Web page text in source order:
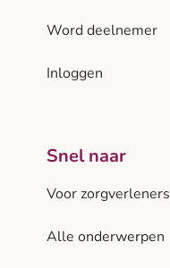
Word deelnemer
Inloggen
Snel naar
Voor zorgverleners
Alle onderwerpen